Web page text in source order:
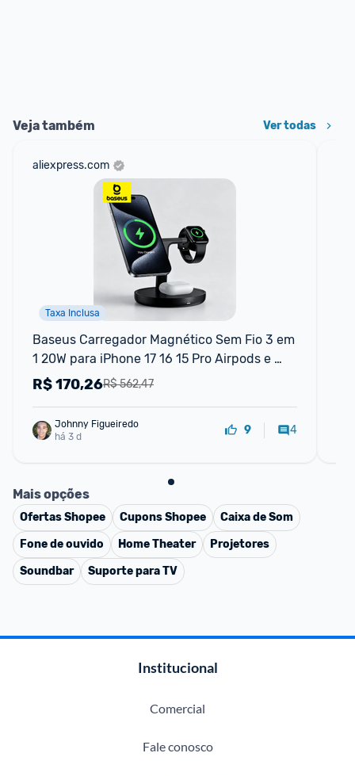
Veja também Ver todas
aliexpress.com
Taxa Inclusa
Baseus Carregador Magnético Sem Fio 3 em
1 20W para iPhone 17 16 15 Pro Airpods e
Apple Watch - Suporte
R$ 562,47
R$170,26
Johnny Figueiredo
há 3 d
9 4
Mais opções
OfertasShopee CuponsShopee
Caixa de Som
Fone de ouvido
Home Theater
Projetores
Soundbar
Suporte para TV
Institucional
Comercial
Fale conosco